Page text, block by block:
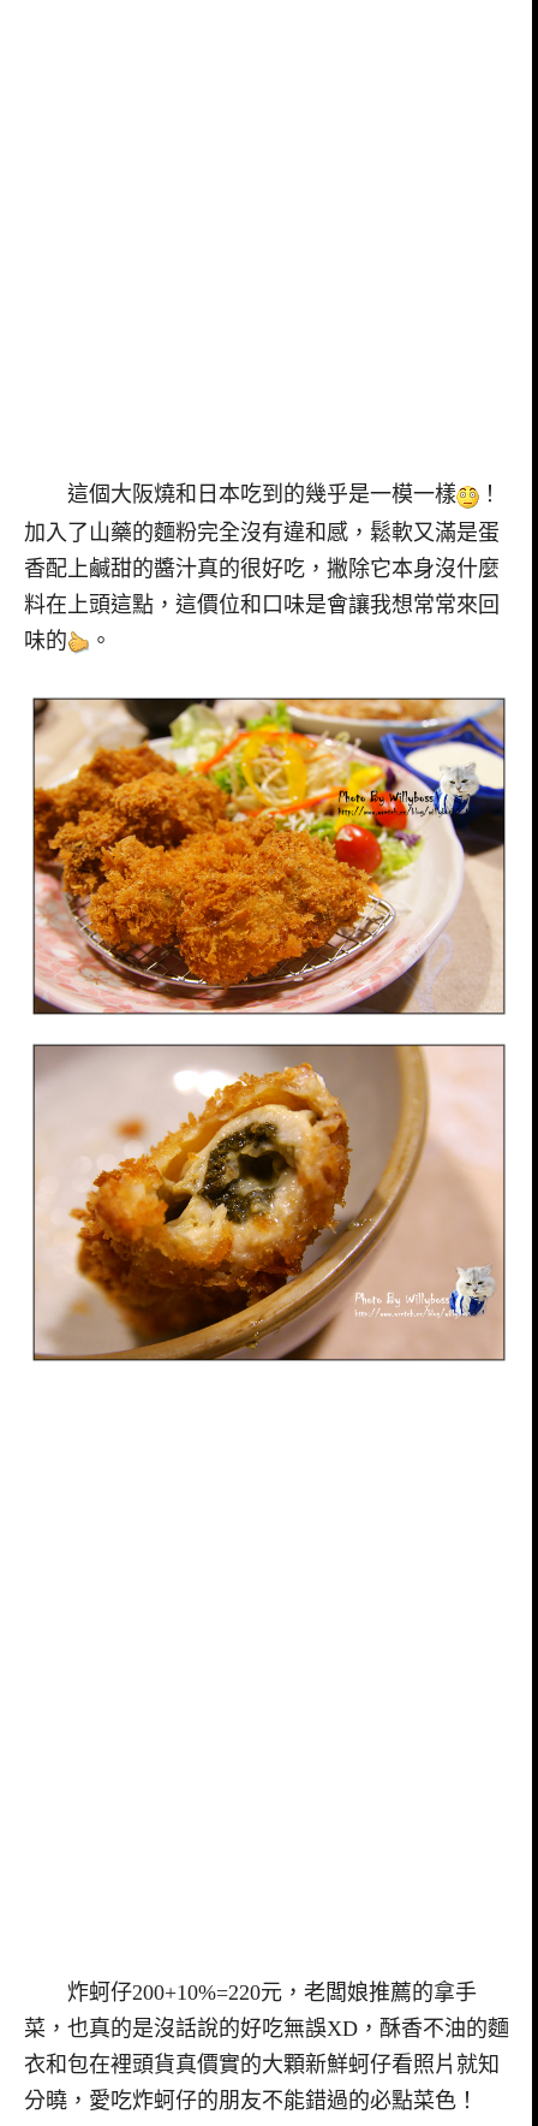
這個大阪燒和日本吃到的幾乎是一模一樣
！
加入了山藥的麵粉完全沒有違和感，鬆軟又滿是蛋
香配上鹹甜的醬汁真的很好吃，撇除它本身沒什麼
料在上頭這點，這價位和口味是會讓我想常常來回
味的
。
炸蚵仔200+10%=220元，老闆娘推薦的拿手
菜，也真的是沒話說的好吃無誤XD，酥香不油的麵
衣和包在裡頭貨真價實的大顆新鮮蚵仔看照片就知
分曉，愛吃炸蚵仔的朋友不能錯過的必點菜色！